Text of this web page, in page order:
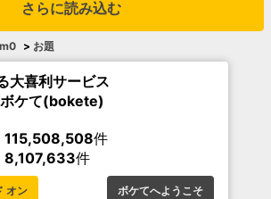
さらに読み込む
> お題
大喜利サービス
ケて(bokete)
115,508,508件
8,107,633件
オン ボケてへようこそ